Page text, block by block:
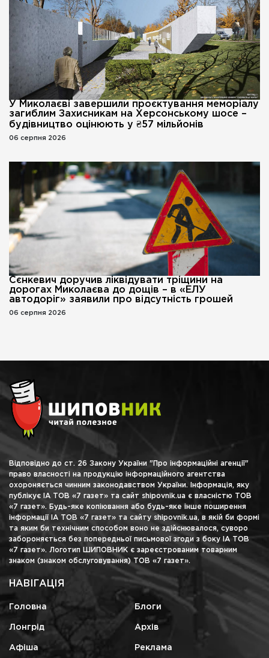
У Миколаєві завершили проєктування меморіалу
загиблим Захисникам на Херсонському шосе –
будівництво оцінюють у ₴57 мільйонів
06 серпня 2026
Сєнкевич доручив ліквідувати тріщини на
дорогах Миколаєва до дощів – в «ЕЛУ
автодоріг» заявили про відсутність грошей
06 серпня 2026
Відповідно до ст. 26 Закону України "Про інформаційні агенції"
право власності на продукцію інформаційного агентства
охороняється чинним законодавством України. Інформація, яку
публікує ІА ТОВ «7 газет» та сайт shipovnik.ua є власністю ТОВ
«7 газет». Будь-яке копіювання або будь-яке інше поширення
інформації ІА ТОВ «7 газет» та сайту shipovnik.ua, в якій би формі
та яким би технічним способом воно не здійснювалося, суворо
забороняється без попередньої письмової згоди з боку ІА ТОВ
«7 газет». Логотип ШИПОВНИК є зареєстрованим товарним
знаком (знаком обслуговування) ТОВ «7 газет».
НАВІГАЦІЯ
Головна Блоги
Лонгрід Архів
Афіша Реклама